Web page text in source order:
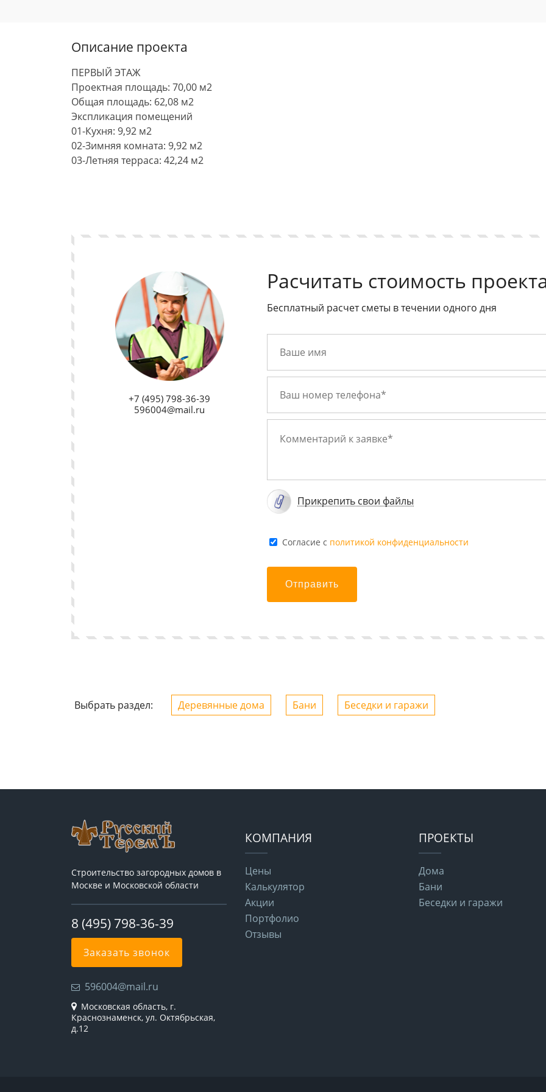
Описание проекта
ПЕРВЫЙ ЭТАЖ
Проектная площадь: 70,00 м2
Общая площадь: 62,08 м2
Экспликация помещений
01-Кухня: 9,92 м2
02-Зимняя комната: 9,92 м2
03-Летняя терраса: 42,24 м2
+7 (495) 798-36-39
596004@mail.ru
Расчитать стоимость
Бесплатный расчет сметы в течении одного дня
Прикрепить свои файлы
Cогласие с политикой конфиденциальности
Отправить
Выбрать раздел: Деревянные дома Бани Беседки и гаражи
Строительство загородных домов в
Москве и Московской области
8 (495) 798-36-39
Заказать звонок
596004@mail.ru
Московская область, г.
Краснознаменск, ул. Октябрьская,
д.12
КОМПАНИЯ
Цены
Калькулятор
Акции
Портфолио
Отзывы
ПРОЕКТЫ
Дома
Бани
Беседки и гаражи